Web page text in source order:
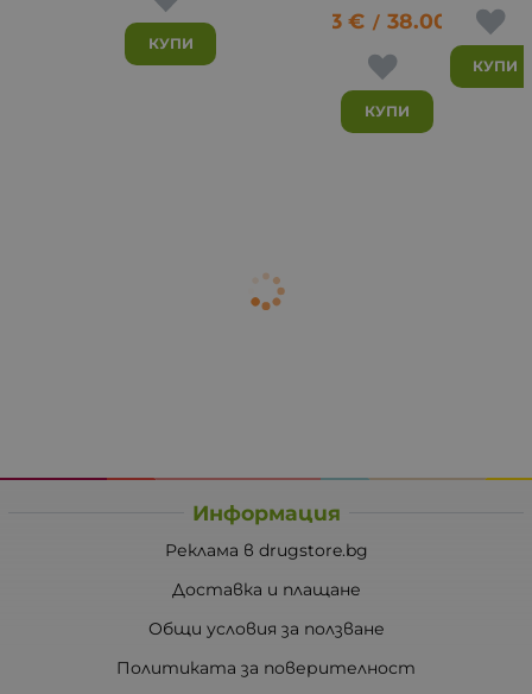
КУПИ
19.43 € / 38.00 лв.
КУПИ
КУПИ
Информация
Реклама в drugstore.bg
Доставка и плащане
Общи условия за ползване
Политиката за поверителност